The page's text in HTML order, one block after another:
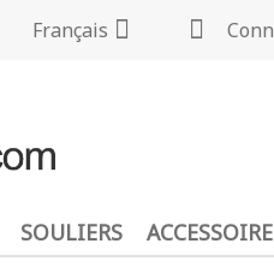
Français
SOULIERS